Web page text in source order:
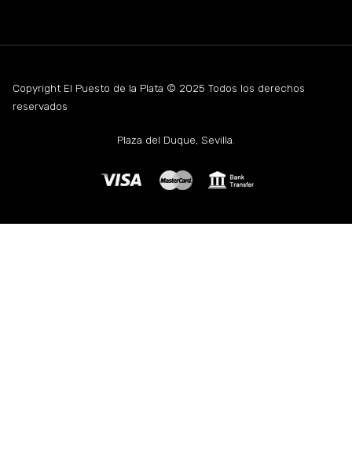
Copyright El Puesto de la Plata © 2025 Todos los derechos
reservados
Plaza del Duque, Sevilla.